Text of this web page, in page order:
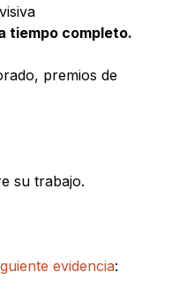
tiempo completo.
premios de
su trabajo.
evidencia: